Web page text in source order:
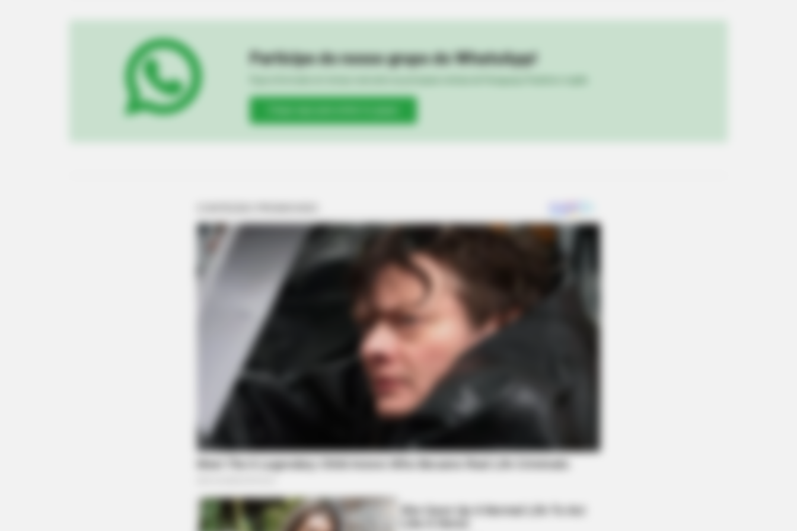
Participe do nosso grupo do WhatsApp!
Why this ordinary drink is the secret to feeling your best
BRAINBERRIES
How Does "Darkest Hour" Spotted Secrets That No One
These Actors Didn't Want To Share
See The Incredible Physical
Transformations Of These Stars
BRAINBERRIES
Are You The Same Alone And With Others? Find Out